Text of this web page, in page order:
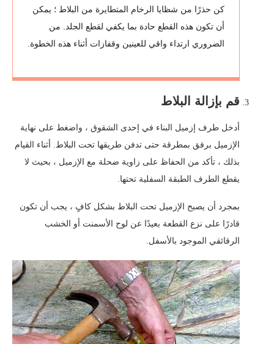
كن حذرًا من شظايا الرخام المتطايرة من البلاط ؛ يمكن
أن تكون هذه القطع حادة بما يكفي لقطع الجلد. من
الضروري ارتداء واقي للعينين وقفازات أثناء هذه الخطوة.
قم بإزالة البلاط
أدخل طرف إزميل البناء في إحدى الشقوق ، واضغط على نهاية
الإزميل برفق بمطرقة حتى تدفن طريقها تحت البلاط. أثناء القيام
بذلك ، تأكد من الحفاظ على زاوية ضحلة مع الإزميل ، بحيث لا
يقطع الطرف الطبقة السفلية تحتها.
بمجرد أن يصبح الإزميل تحت البلاط بشكل كافٍ ، يجب أن تكون
قادرًا على نزع القطعة بعيدًا عن لوح الأسمنت أو الخشب
الرقائقي الموجود بالأسفل.